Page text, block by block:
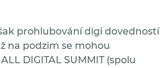
prohlubování digi dovedností
na podzim se mohou
DIGITAL SUMMIT (spolu